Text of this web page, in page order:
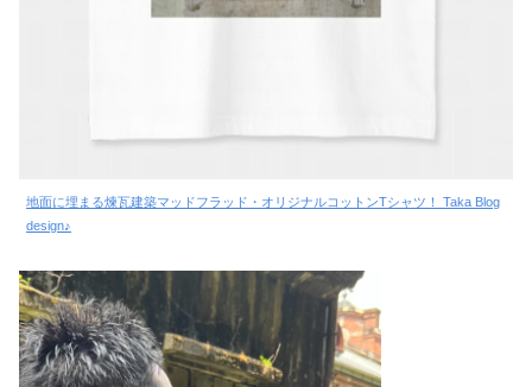
地面に埋まる煉瓦建築マッドフラッド・オリジナルコットンTシャツ！ Taka Blog
design♪